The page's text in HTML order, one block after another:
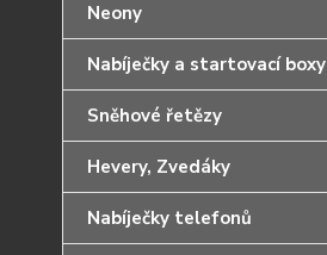
Neony
Nabíječky a startovací boxy
Sněhové řetězy
Hevery, Zvedáky
Nabíječky telefonů